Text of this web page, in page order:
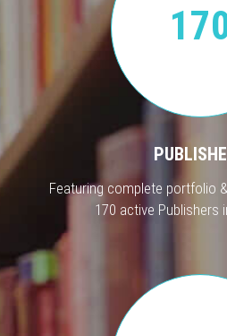
Featuring complete portfolio
170 active Publishers